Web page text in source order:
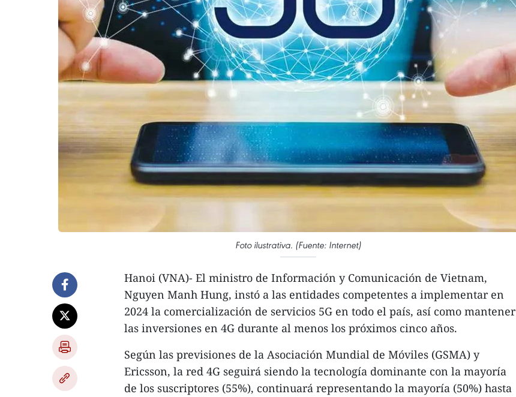
Foto ilustrativa. (Fuente: Internet)
Hanoi (VNA)- El ministro de Información y Comunicación de Vietnam,
Nguyen Manh Hung, instó a las entidades competentes a implementar en
2024 la comercialización de servicios 5G en todo el país, así como mantener
las inversiones en 4G durante al menos los próximos cinco años.
Según las previsiones de la Asociación Mundial de Móviles (GSMA) y
Ericsson, la red 4G seguirá siendo la tecnología dominante con la mayoría
de los suscriptores (55%), continuará representando la mayoría (50%) hasta